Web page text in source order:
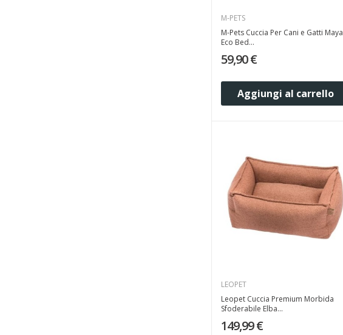
M-PETS
M-Pets Cuccia Per Cani e Gatti Maya
Eco Bed...
59,90 €
Aggiungi al carrello
LEOPET
Leopet Cuccia Premium Morbida
Sfoderabile Elba...
149,99 €